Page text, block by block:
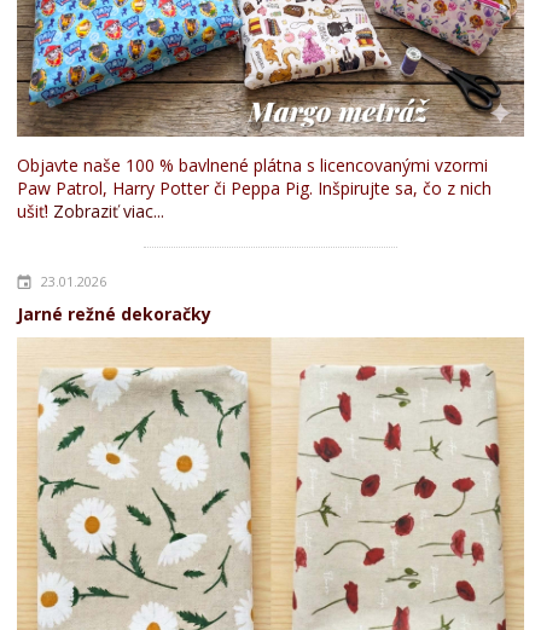
Objavte naše 100 % bavlnené plátna s licencovanými vzormi
Paw Patrol, Harry Potter či Peppa Pig. Inšpirujte sa, čo z nich
ušiť! Zobraziť viac...
23.01.2026
Jarné režné dekoračky